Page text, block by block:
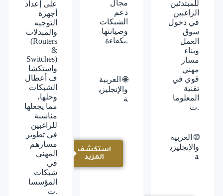
للمبتدئين
الراغبين
في دخول
سوق
العمل
وبناء
مسار
مهني
قوي في
تقنية
المعلوما
ت.
🌐 العربية
والإنجليزي
ة
مجال
دعم
الشبكات
وصيانتها
بكفاءة.
🌐 العربية
والإنجليزي
ة
استكشف
المزيد
على إعداد
أجهزة
التوجيه
والمبدلات
(Routers
&
Switches)
واستكشا
ف أعطال
الشبكات
وحلها،
مما يجعلها
مناسبة
للراغبين
في تطوير
مسارهم
المهني
في
شبكات
المؤسسا
ت.